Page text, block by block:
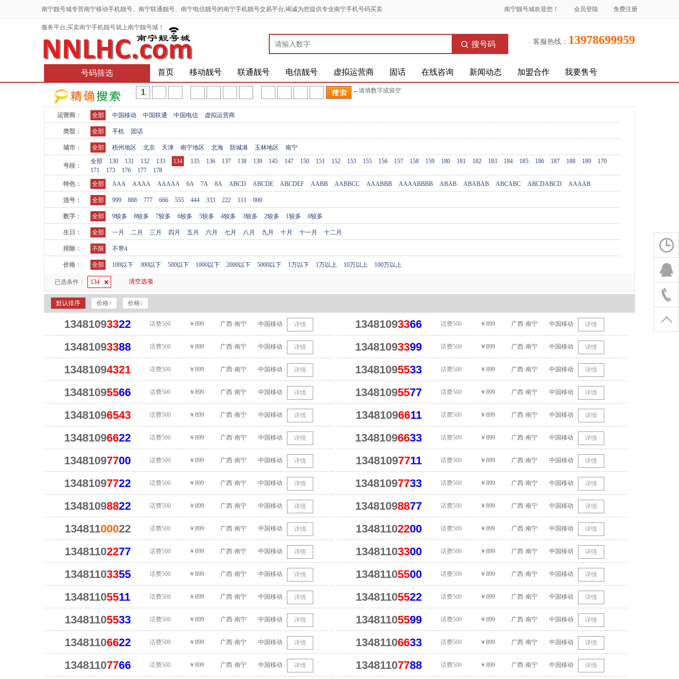
南宁靓号城欢迎您！ 会员登陆 免费注册
南宁靓号城专营南宁移动手机靓号、南宁联通靓号、南宁电信靓号的南宁手机靓号交易平台,竭诚为您提供专业南宁手机号码买卖
服务平台,买卖南宁手机靓号就上南宁靓号城！
搜号码 客服热线： 13978699959
号码筛选 首页 移动靓号 联通靓号 电信靓号 虚拟运营商 固话 在线咨询 新闻动态 加盟合作 我要售号
←请填数字或留空
运营商： 全部 中国移动 中国联通 中国电信 虚拟运营商
类型： 全部 手机 固话
城市： 全部 梧州地区 北京 天津 南宁地区 北海 防城港 玉林地区 南宁
号段：
全部 130 131 132 133 134 135 136 137 138 139 145 147 150 151 152 153 155 156 157 158 159 180 181 182 183 184 185 186 187 188 189
170
171
173 176 177
178
特色：
全部 AAA AAAA AAAAA 6A 7A 8A ABCD ABCDE ABCDEF AABB AABBCC AAABBB AAAABBBB ABAB ABABAB ABCABC ABCDABCD AAAAB
连号： 全部 999 888 777 666 555 444 333 222 111 000
数字： 全部 9较多 8较多 7较多 6较多 5较多 4较多 3较多 2较多 1较多 0较多
生日： 全部 一月 二月 三月 四月 五月 六月 七月 八月 九月 十月 十一月 十二月
排除： 不限 不带4
价格： 全部 100以下 300以下 500以下 1000以下 2000以下 5000以下 1万以下 1万以上 10万以上 100万以上
已选条件： 134 清空选项
默认排序 价格↑ 价格↓
13481093322 话费500 ￥899 广西·南宁 中国移动 详情 13481093366 话费500 ￥899 广西·南宁 中国移动 详情
13481093388 话费500 ￥899 广西·南宁 中国移动 详情 13481093399 话费500 ￥899 广西·南宁 中国移动 详情
13481094321 话费500 ￥899 广西·南宁 中国移动 详情 13481095533 话费500 ￥899 广西·南宁 中国移动 详情
13481095566 话费500 ￥899 广西·南宁 中国移动 详情 13481095577 话费500 ￥899 广西·南宁 中国移动 详情
13481096543 话费500 ￥899 广西·南宁 中国移动 详情 13481096611 话费500 ￥899 广西·南宁 中国移动 详情
13481096622 话费500 ￥899 广西·南宁 中国移动 详情 13481096633 话费500 ￥899 广西·南宁 中国移动 详情
13481097700 话费500 ￥899 广西·南宁 中国移动 详情 13481097711 话费500 ￥899 广西·南宁 中国移动 详情
13481097722 话费500 ￥899 广西·南宁 中国移动 详情 13481097733 话费500 ￥899 广西·南宁 中国移动 详情
13481098822 话费500 ￥899 广西·南宁 中国移动 详情 13481098877 话费500 ￥899 广西·南宁 中国移动 详情
13481100022 话费500 ￥899 广西·南宁 中国移动 详情 13481102200 话费500 ￥899 广西·南宁 中国移动 详情
13481102277 话费500 ￥899 广西·南宁 中国移动 详情 13481103300 话费500 ￥899 广西·南宁 中国移动 详情
13481103355 话费500 ￥899 广西·南宁 中国移动 详情 13481105500 话费500 ￥899 广西·南宁 中国移动 详情
13481105511 话费500 ￥899 广西·南宁 中国移动 详情 13481105522 话费500 ￥899 广西·南宁 中国移动 详情
13481105533 话费500 ￥899 广西·南宁 中国移动 详情 13481105599 话费500 ￥899 广西·南宁 中国移动 详情
13481106622 话费500 ￥899 广西·南宁 中国移动 详情 13481106633 话费500 ￥899 广西·南宁 中国移动 详情
13481107766 话费500 ￥899 广西·南宁 中国移动 详情 13481107788 话费500 ￥899 广西·南宁 中国移动 详情